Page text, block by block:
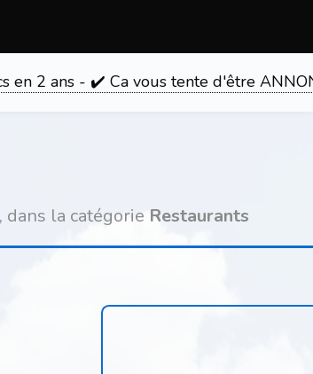
2 ans - ✔️ Ca vous tente d'être
dans la catégorie Restaurants